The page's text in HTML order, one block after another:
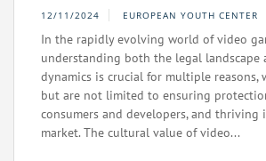
12/11/2024 EUROPEAN YOUTH CENTER
In the rapidly evolving world of video
understanding both the legal landscape
dynamics is crucial for multiple reasons,
but are not limited to ensuring
consumers and developers, and thriving
market. The cultural value of video...